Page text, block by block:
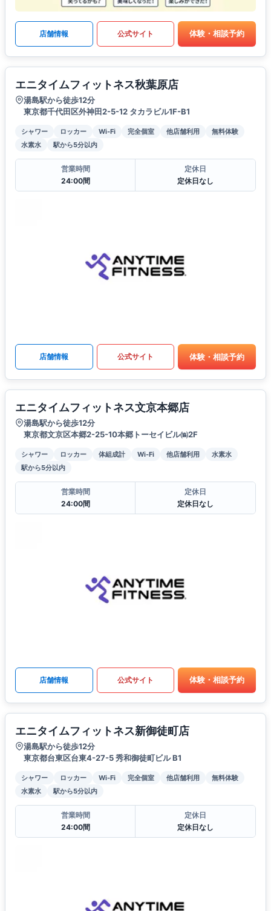
店舗情報 公式サイト 体験・相談予約
エニタイムフィットネス秋葉原店
湯島駅から徒歩12分
東京都千代田区外神田2-5-12 タカラビル1F-B1
シャワー ロッカー Wi-Fi 完全個室 他店舗利用
無料体験
水素水
駅から5分以内
営業時間
24:00間
定休日
定休日なし
店舗情報 公式サイト 体験・相談予約
エニタイムフィットネス文京本郷店
湯島駅から徒歩12分
東京都文京区本郷2-25-10本郷トーセイビル㈿2F
シャワー ロッカー 体組成計 Wi-Fi 他店舗利用
水素水
駅から5分以内
営業時間
24:00間
定休日
定休日なし
店舗情報 公式サイト 体験・相談予約
エニタイムフィットネス新御徒町店
湯島駅から徒歩12分
東京都台東区台東4-27-5 秀和御徒町ビル B1
シャワー ロッカー Wi-Fi 完全個室 他店舗利用
無料体験
水素水
駅から5分以内
営業時間
24:00間
定休日
定休日なし